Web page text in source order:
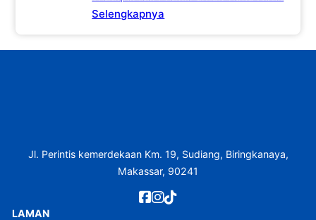
Selengkapnya
Jl. Perintis kemerdekaan Km. 19, Sudiang, Biringkanaya,
Makassar, 90241
LAMAN